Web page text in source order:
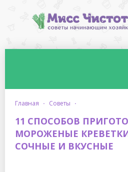
главная · советы ·
11 СПОСОБОВ
МОРОЖЕНЫЕ
СОЧНЫЕ И ВКУСНЫЕ